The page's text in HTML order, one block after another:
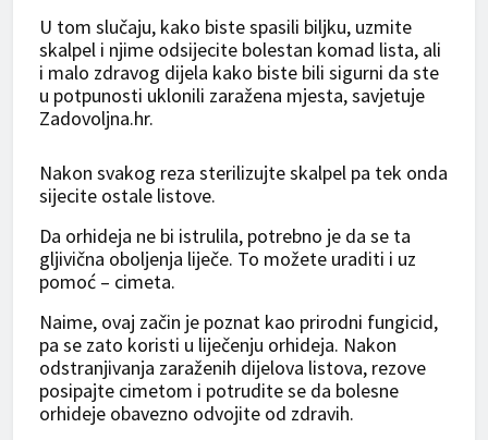
U tom slučaju, kako biste spasili biljku, uzmite
skalpel i njime odsijecite bolestan komad lista, ali
i malo zdravog dijela kako biste bili sigurni da ste
u potpunosti uklonili zaražena mjesta, savjetuje
Zadovoljna.hr.
Nakon svakog reza sterilizujte skalpel pa tek onda
sijecite ostale listove.
Da orhideja ne bi istrulila, potrebno je da se ta
gljivična oboljenja liječe. To možete uraditi i uz
pomoć – cimeta.
Naime, ovaj začin je poznat kao prirodni fungicid,
pa se zato koristi u liječenju orhideja. Nakon
odstranjivanja zaraženih dijelova listova, rezove
posipajte cimetom i potrudite se da bolesne
orhideje obavezno odvojite od zdravih.